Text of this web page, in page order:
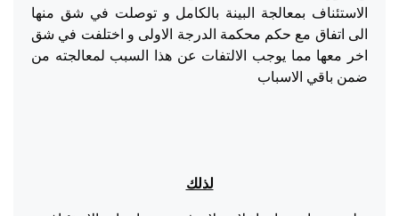
الاستئناف بمعالجة البينة بالكامل و توصلت في شق منها
الى اتفاق مع حكم محكمة الدرجة الاولى و اختلفت في شق
اخر معها مما يوجب الالتفات عن هذا السبب لمعالجته من
ضمن باقي الاسباب
لذلك